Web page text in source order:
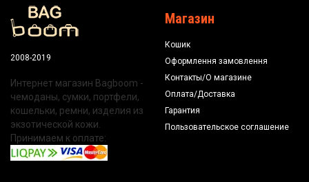
2008-2019
Интернет магазин Bagboom -
чемоданы, сумки, портфели,
кошельки, ремни, изделия из
экзотической кожи.
Принимаем к оплате:
Магазин
Кошик
Оформлення замовлення
Контакты/О магазине
Оплата/Доставка
Гарантия
Пользовательское соглашение